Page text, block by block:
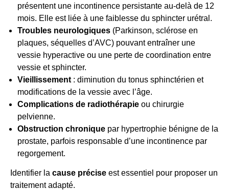
présentent une incontinence persistante au-delà de 12
mois. Elle est liée à une faiblesse du sphincter urétral.
Troubles neurologiques(Parkinson, sclérose en
plaques, séquelles d’AVC) pouvant entraîner une
vessie hyperactive ou une perte de coordination entre
vessie et sphincter.
Vieillissement: diminution du tonus sphinctérien et
modifications de la vessie avec l’âge.
Complications de radiothérapieou chirurgie
pelvienne.
Obstruction chroniquepar hypertrophie bénigne de la
prostate, parfois responsable d’une incontinence par
regorgement.
Identifier la cause précise est essentiel pour proposer un
traitement adapté.